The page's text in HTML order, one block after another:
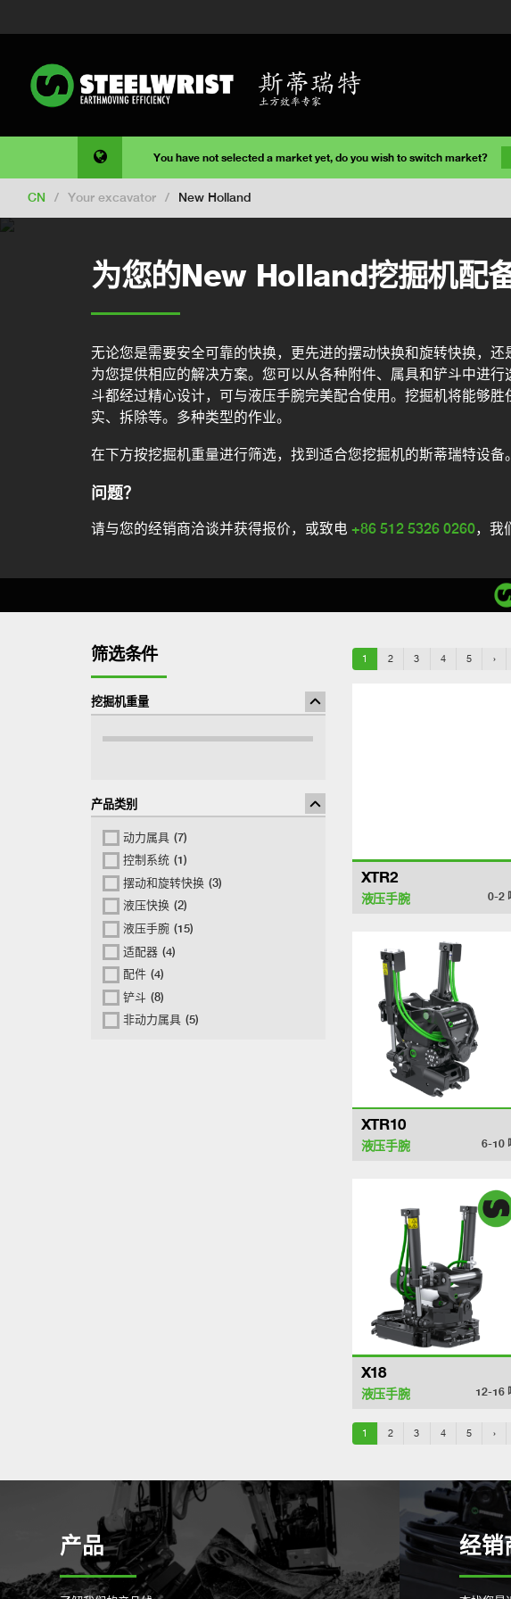
You have not selected a market yet, do you wish to switch market?
CN / Your excavator / New Holland
为您的New Holland挖掘机配
无论您是需要安全可靠的快换，更先进的摆动快换和旋转快换，
为您提供相应的解决方案。您可以从各种附件、属具和铲斗中进
斗都经过精心设计，可与液压手腕完美配合使用。挖掘机将能够
实、拆除等。多种类型的作业。
在下方按挖掘机重量进行筛选，找到适合您挖掘机的斯蒂瑞特设备。
问题？
请与您的经销商洽谈并获得报价，或致电 +86 512 5326 0260，我
筛选条件
挖掘机重量
产品类别
动力属具 (7)
控制系统 (1)
摆动和旋转快换 (3)
液压快换 (2)
液压手腕 (15)
适配器 (4)
配件 (4)
铲斗 (8)
非动力属具 (5)
1 2 3 4 5 ›
XTR2
液压手腕 0-2
XTR10
液压手腕 6-10
X18
液压手腕 12-16
1 2 3 4 5 ›
产品 经销